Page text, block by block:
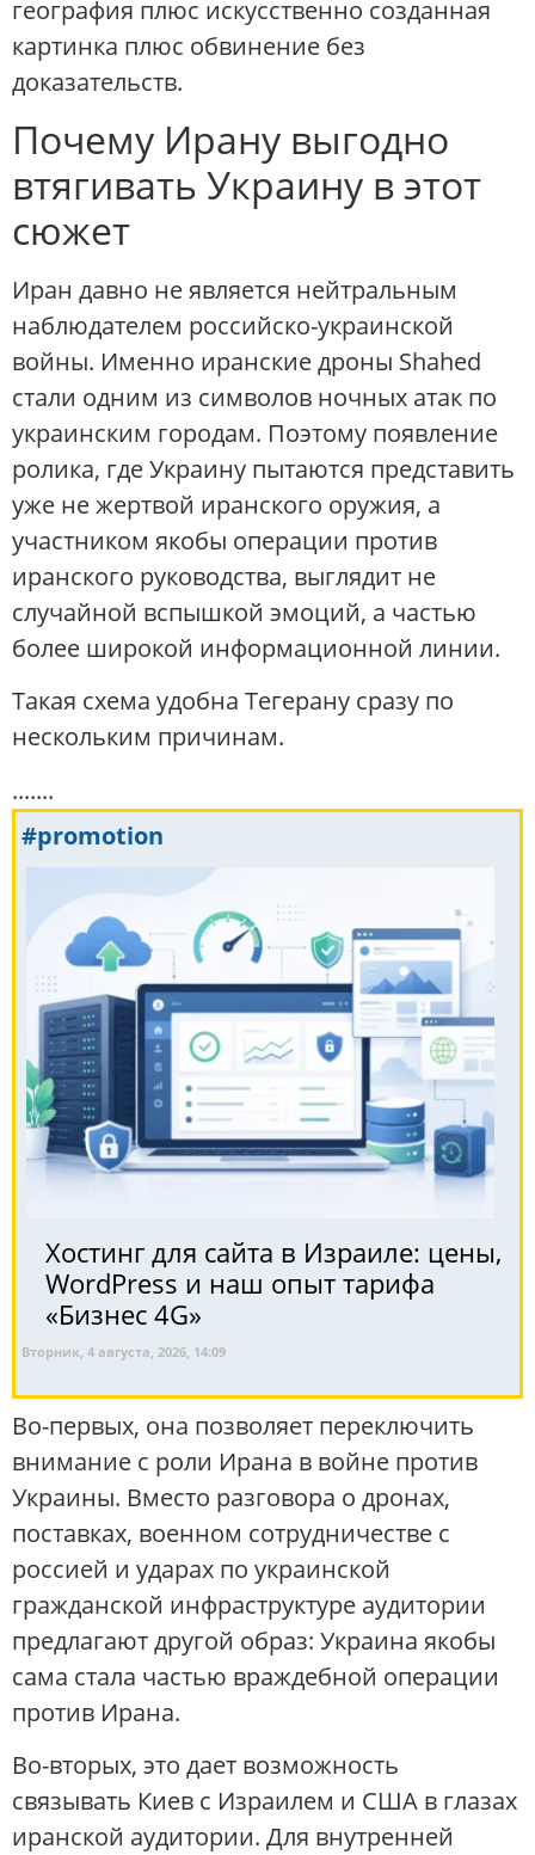
география плюс искусственно созданная
картинка плюс обвинение без
доказательств.
Почему Ирану выгодно
втягивать Украину в этот
сюжет
Иран давно не является нейтральным
наблюдателем российско-украинской
войны. Именно иранские дроны Shahed
стали одним из символов ночных атак по
украинским городам. Поэтому появление
ролика, где Украину пытаются представить
уже не жертвой иранского оружия, а
участником якобы операции против
иранского руководства, выглядит не
случайной вспышкой эмоций, а частью
более широкой информационной линии.
Такая схема удобна Тегерану сразу по
нескольким причинам.
.......
#promotion
Хостинг для сайта в Израиле: цены,
WordPress и наш опыт тарифа
«Бизнес 4G»
Вторник, 4 августа, 2026, 14:09
Во-первых, она позволяет переключить
внимание с роли Ирана в войне против
Украины. Вместо разговора о дронах,
поставках, военном сотрудничестве с
россией и ударах по украинской
гражданской инфраструктуре аудитории
предлагают другой образ: Украина якобы
сама стала частью враждебной операции
против Ирана.
Во-вторых, это дает возможность
связывать Киев с Израилем и США в глазах
иранской аудитории. Для внутренней